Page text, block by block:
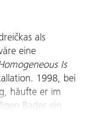
als
eine
Is
1998, bei
häufte er im
Bades ein